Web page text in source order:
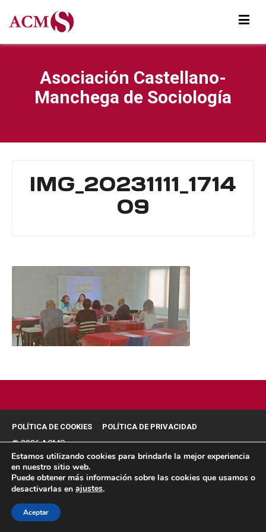
Asociación Castellano-
Manchega de Sociología
IMG_20231111_1714
09
POLÍTICA DE COOKIES POLÍTICA DE PRIVACIDAD
© 2026 ACMS.
Estamos utilizando cookies para brindarle la mejor experiencia
en nuestro sitio web.
Puede obtener más información sobre las cookies que usamos o
desactivarlas en ajustes.
Aceptar